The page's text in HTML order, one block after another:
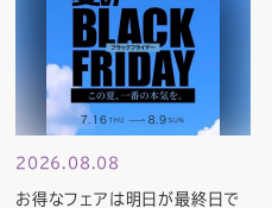
2026.08.08
お得なフェアは明日が最終日で